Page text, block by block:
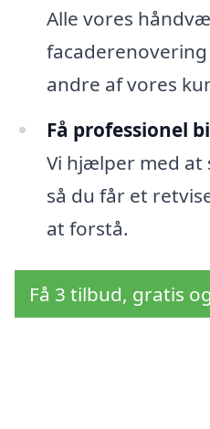
Alle vores
andre af vores
Få professionel
Vi hjælper med at
så du får et
at forstå.
Få 3 tilbud, gratis